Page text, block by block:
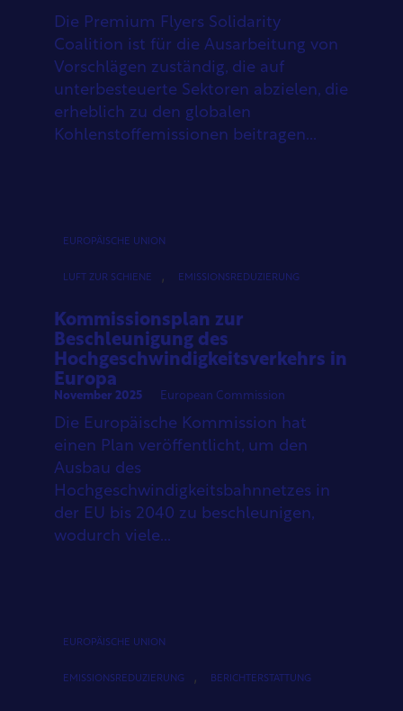
Die Premium Flyers Solidarity
Coalition ist für die Ausarbeitung von
Vorschlägen zuständig, die auf
unterbesteuerte Sektoren abzielen, die
erheblich zu den globalen
Kohlenstoffemissionen beitragen...
EUROPÄISCHE UNION
LUFT ZUR SCHIENE , EMISSIONSREDUZIERUNG
Kommissionsplan zur
Beschleunigung des
Hochgeschwindigkeitsverkehrs in
Europa
November 2025 European Commission
Die Europäische Kommission hat
einen Plan veröffentlicht, um den
Ausbau des
Hochgeschwindigkeitsbahnnetzes in
der EU bis 2040 zu beschleunigen,
wodurch viele...
EUROPÄISCHE UNION
EMISSIONSREDUZIERUNG , BERICHTERSTATTUNG